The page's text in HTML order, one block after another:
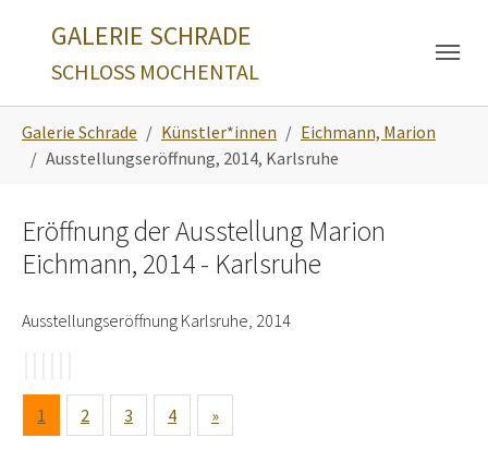
GALERIE SCHRADE
SCHLOSS MOCHENTAL
Galerie Schrade Künstler*innen
Eichmann, Marion
Ausstellungseröffnung, 2014, Karlsruhe
Eröffnung der Ausstellung Marion
Eichmann, 2014 - Karlsruhe
Ausstellungseröffnung Karlsruhe, 2014
1 2 3 4 »